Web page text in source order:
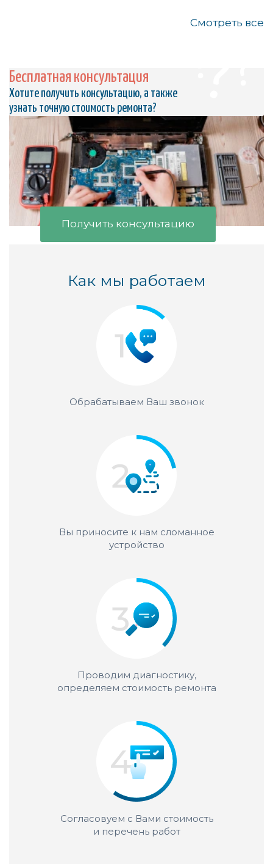
Смотреть все
Бесплатная консультация
Хотите получить консультацию, а также
узнать точную стоимость ремонта?
Получить консультацию
Как мы работаем
Обрабатываем Ваш звонок
Вы приносите к нам сломанное
устройство
Проводим диагностику,
определяем стоимость ремонта
Согласовуем с Вами стоимость
и перечень работ